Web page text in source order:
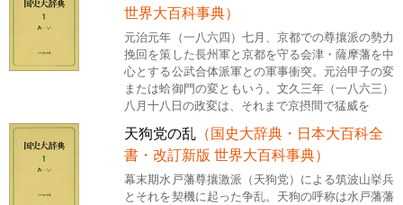
世界大百科事典）
元治元年（一八六四）七月、京都での尊攘派の勢力
挽回を策した長州軍と京都を守る会津・薩摩藩を中
心とする公武合体派軍との軍事衝突。元治甲子の変
または蛤御門の変ともいう。文久三年（一八六三）
八月十八日の政変は、それまで京摂間で猛威を
天狗党の乱 （国史大辞典・日本大百科全
書・改訂新版 世界大百科事典）
幕末期水戸藩尊攘激派（天狗党）による筑波山挙兵
とそれを契機に起った争乱。天狗の呼称は水戸藩藩